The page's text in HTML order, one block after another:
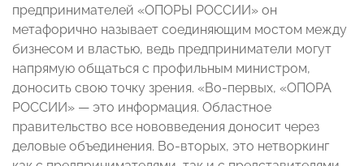
предпринимателей «ОПОРЫ РОССИИ» он
метафорично называет соединяющим мостом между
бизнесом и властью, ведь предприниматели могут
напрямую общаться с профильным министром,
доносить свою точку зрения. «Во-первых, «ОПОРА
РОССИИ» — это информация. Областное
правительство все нововведения доносит через
деловые объединения. Во-вторых, это нетворкинг